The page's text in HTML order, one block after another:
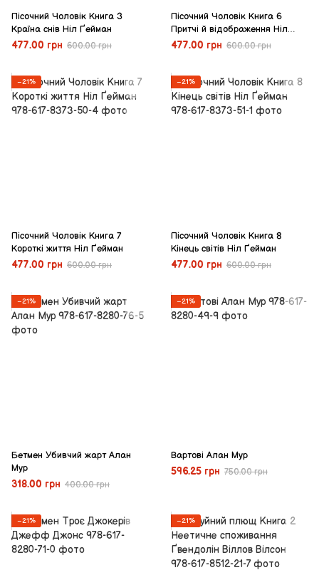
Пісочний Чоловік Книга 3
Країна снів Ніл Ґейман
477.00 грн 600.00 грн
Пісочний Чоловік Книга 6
Притчі й відображення Ніл
Ґейман
477.00 грн 600.00 грн
−21%
Пісочний Чоловік Книга 7
Короткі життя Ніл Ґейман
477.00 грн 600.00 грн
−21%
Пісочний Чоловік Книга 8
Кінець світів Ніл Ґейман
477.00 грн 600.00 грн
−21%
Бетмен Убивчий жарт Алан
Мур
318.00 грн 400.00 грн
−21%
Вартові Алан Мур
596.25 грн 750.00 грн
−21% −21%